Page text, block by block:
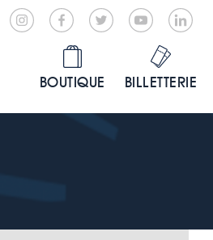
BOUTIQUE BILLETTERIE